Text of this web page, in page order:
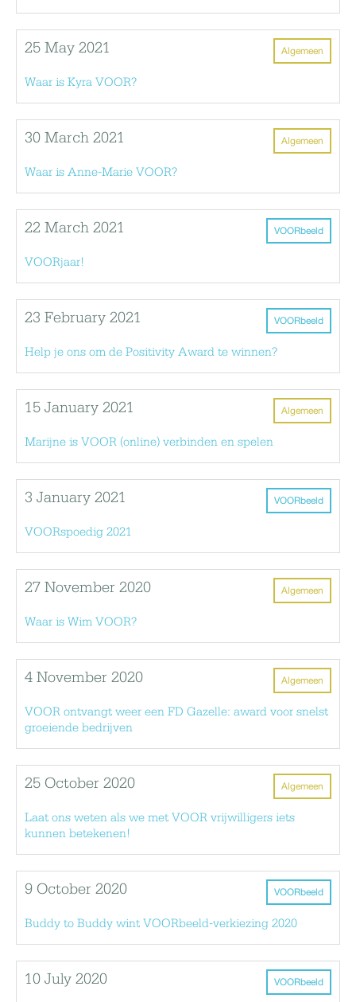
Algemeen
25 May 2021
Waar is Kyra VOOR?
Algemeen
30 March 2021
Waar is Anne-Marie VOOR?
VOORbeeld
22 March 2021
VOORjaar!
VOORbeeld
23 February 2021
Help je ons om de Positivity Award te winnen?
Algemeen
15 January 2021
Marijne is VOOR (online) verbinden en spelen
VOORbeeld
3 January 2021
VOORspoedig 2021
Algemeen
27 November 2020
Waar is Wim VOOR?
Algemeen
4 November 2020
VOOR ontvangt weer een FD Gazelle: award voor snelst
groeiende bedrijven
Algemeen
25 October 2020
Laat ons weten als we met VOOR vrijwilligers iets
kunnen betekenen!
VOORbeeld
9 October 2020
Buddy to Buddy wint VOORbeeld-verkiezing 2020
VOORbeeld
10 July 2020